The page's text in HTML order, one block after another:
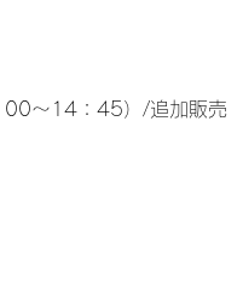
～14：45）/追加販売